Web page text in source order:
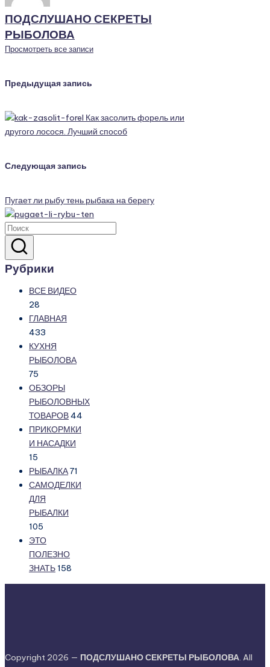
ПОДСЛУШАНО СЕКРЕТЫ
РЫБОЛОВА
Просмотреть все записи
Навигация
записи
Предыдущая запись
Как засолить форель или
другого лосося. Лучший способ
Следующая запись
Пугает ли рыбу тень рыбака на берегу
Рубрики
ВСЕ ВИДЕО
28
ГЛАВНАЯ
433
КУХНЯ
РЫБОЛОВА
75
ОБЗОРЫ
РЫБОЛОВНЫХ
ТОВАРОВ44
ПРИКОРМКИ
И НАСАДКИ
15
РЫБАЛКА71
САМОДЕЛКИ
ДЛЯ
РЫБАЛКИ
105
ЭТО
ПОЛЕЗНО
ЗНАТЬ 158
Copyright 2026 — ПОДСЛУШАНО СЕКРЕТЫ РЫБОЛОВА. All